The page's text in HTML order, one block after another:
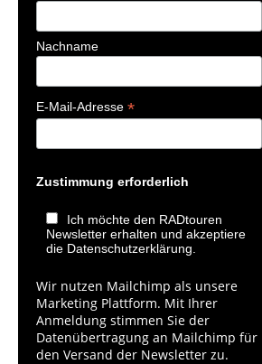
Nachname
E-Mail-Adresse *
Zustimmung erforderlich
Ich möchte den RADtouren
Newsletter erhalten und akzeptiere
die Datenschutzerklärung.
Wir nutzen Mailchimp als unsere
Marketing Plattform. Mit Ihrer
Anmeldung stimmen Sie der
Datenübertragung an Mailchimp für
den Versand der Newsletter zu.